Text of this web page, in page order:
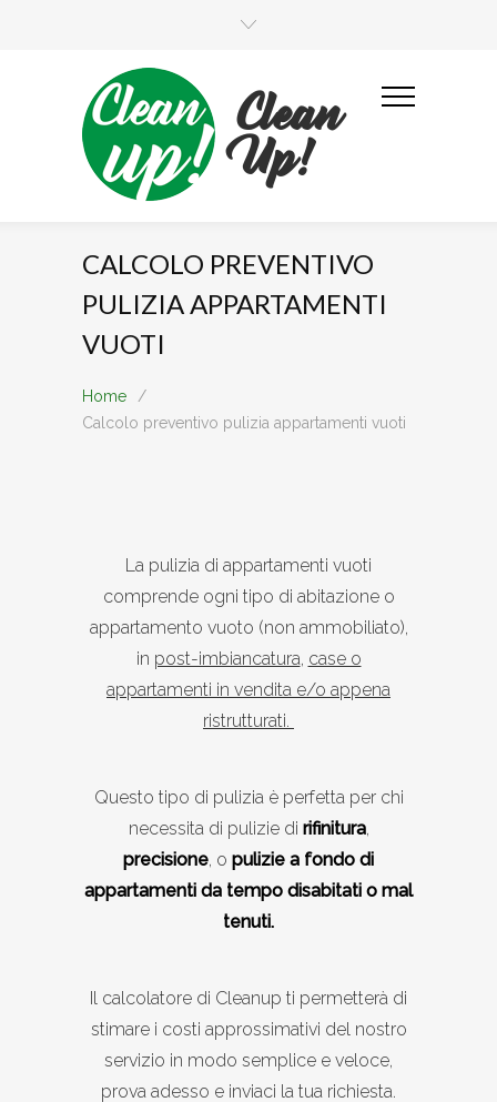
Clean
Up!
CALCOLO PREVENTIVO
PULIZIA APPARTAMENTI
VUOTI
Home
/
Calcolo preventivo pulizia appartamenti vuoti
La pulizia di appartamenti vuoti
comprende ogni tipo di abitazione o
appartamento vuoto (non ammobiliato),
in post-imbiancatura, case o
appartamenti in vendita e/o appena
ristrutturati.
Questo tipo di pulizia è perfetta per chi
necessita di pulizie di rifinitura,
precisione, o pulizie a fondo di
appartamenti da tempo disabitati o mal
tenuti.
Il calcolatore di Cleanup ti permetterà di
stimare i costi approssimativi del nostro
servizio in modo semplice e veloce,
prova adesso e inviaci la tua richiesta.